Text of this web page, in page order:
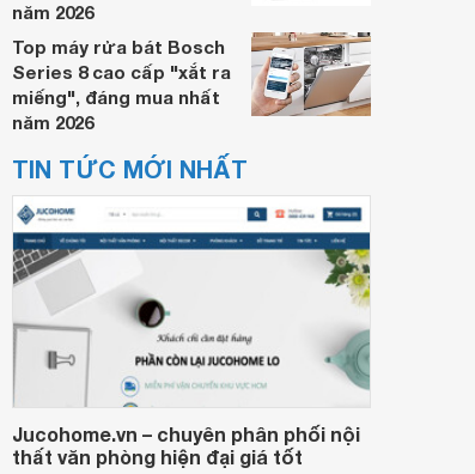
Đồng hồ đo tốc độ Autonics
M4W2P-T-1
Giá từ 0 đ
Chưa có nơi bán
năm 2026
Top máy rửa bát Bosch
Series 8 cao cấp "xắt ra
miếng", đáng mua nhất
năm 2026
TIN TỨC MỚI NHẤT
Jucohome.vn – chuyên phân phối nội
thất văn phòng hiện đại giá tốt